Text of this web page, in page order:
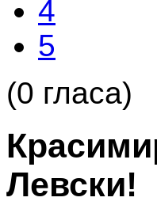
4
5
(0 гласа)
Левски!